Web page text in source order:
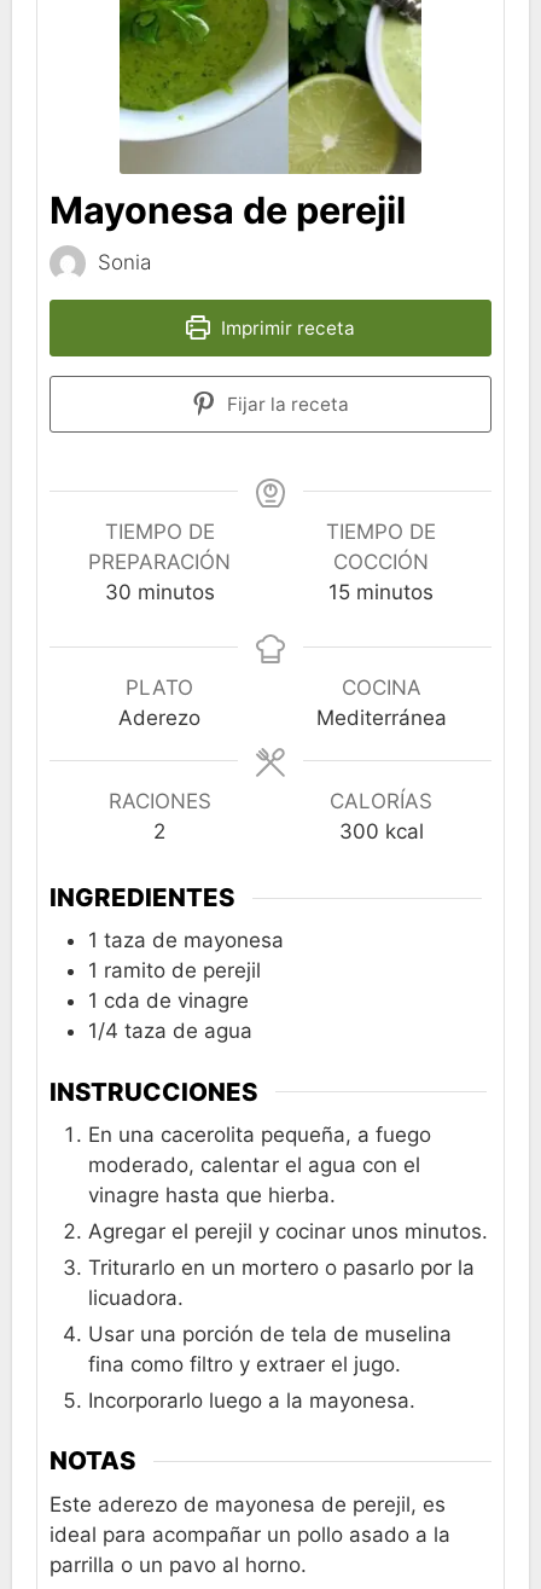
Mayonesa de perejil
Sonia
Imprimir receta
Fijar la receta
TIEMPO DE
PREPARACIÓN
30minutos
minutos
TIEMPO DE
COCCIÓN
15minutos
minutos
PLATO
Aderezo
COCINA
Mediterránea
RACIONES
2
CALORÍAS
300 kcal
INGREDIENTES
1 taza de mayonesa
1 ramito de perejil
1 cda de vinagre
1/4 taza de agua
INSTRUCCIONES
En una cacerolita pequeña, a fuego
moderado, calentar el agua con el
vinagre hasta que hierba.
Agregar el perejil y cocinar unos minutos.
Triturarlo en un mortero o pasarlo por la
licuadora.
Usar una porción de tela de muselina
fina como filtro y extraer el jugo.
Incorporarlo luego a la mayonesa.
NOTAS
Este aderezo de mayonesa de perejil, es
ideal para acompañar un pollo asado a la
parrilla o un pavo al horno.